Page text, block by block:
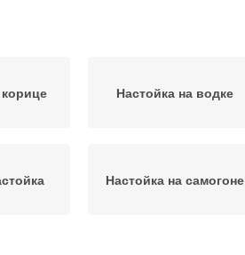
Настойка на водке
Настойка на самогоне